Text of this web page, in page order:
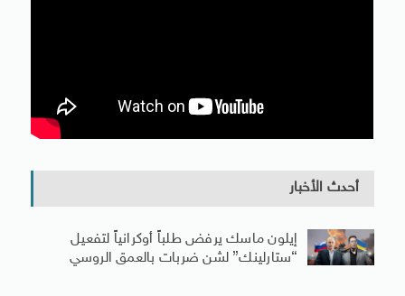
أحدث الأخبار
إيلون ماسك يرفض طلباً أوكرانياً لتفعيل
“ستارلينك” لشن ضربات بالعمق الروسي